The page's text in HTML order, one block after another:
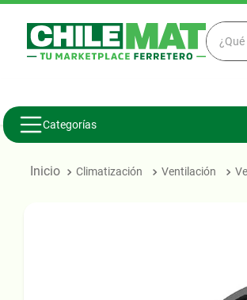
¿Qué
Categorías
Climatización Ventilación